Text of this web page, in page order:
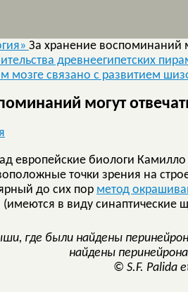
За хранение воспоминаний
древнеегипетских
мозге связано с развитием
могут
европейские биологи
точки зрения на
до сих пор метод
(имеются в виду синаптические
найдены
© S.F. Palida